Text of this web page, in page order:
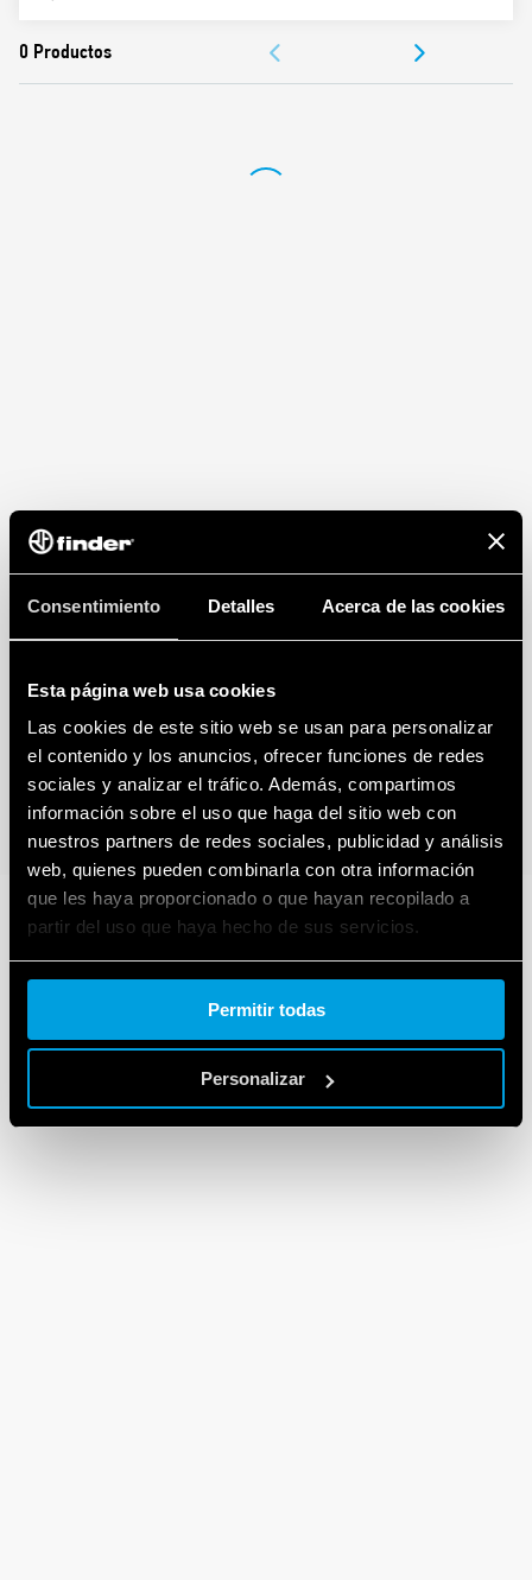
Consentimiento Detalles Acerca de las cookies
Esta página web usa cookies
Las cookies de este sitio web se usan para personalizar
el contenido y los anuncios, ofrecer funciones de redes
sociales y analizar el tráfico. Además, compartimos
información sobre el uso que haga del sitio web con
nuestros partners de redes sociales, publicidad y análisis
web, quienes pueden combinarla con otra información
que les haya proporcionado o que hayan recopilado a
partir del uso que haya hecho de sus servicios.
Cookie policy.
Permitir todas
Personalizar
APROBACIONES